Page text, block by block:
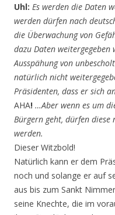
Uhl: Es werden die Daten
werden dürfen nach
die Überwachung von
dazu Daten weitergegeben
Ausspähung von
natürlich nicht
Präsidenten, dass er sich
AHA! …Aber wenn es um
Bürgern geht, dürfen
werden.
Dieser Witzbold!
Natürlich kann er dem
noch und solange er auf
aus bis zum Sankt
seine Knechte, die im